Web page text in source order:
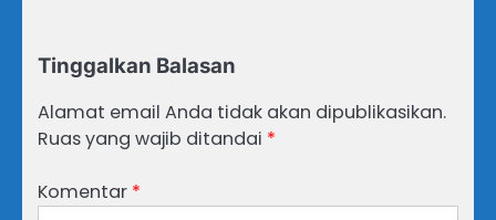
Tinggalkan Balasan
Alamat email Anda tidak akan dipublikasikan.
Ruas yang wajib ditandai *
Komentar *